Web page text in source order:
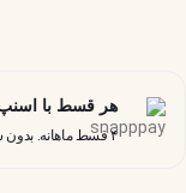
هر قسط با
۴ قسط ماهانه. بدون سود، چک و ضامن.